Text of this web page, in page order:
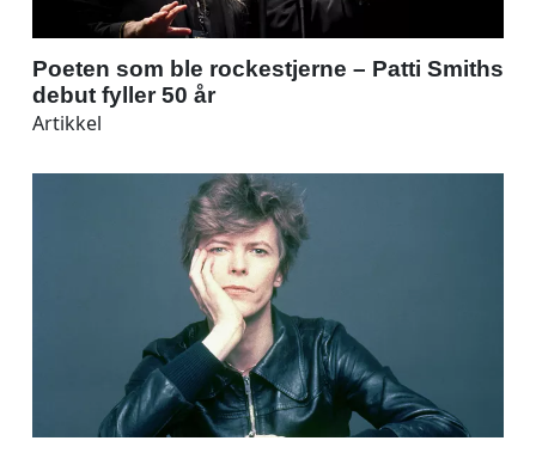
Poeten som ble rockestjerne – Patti Smiths
debut fyller 50 år
Artikkel